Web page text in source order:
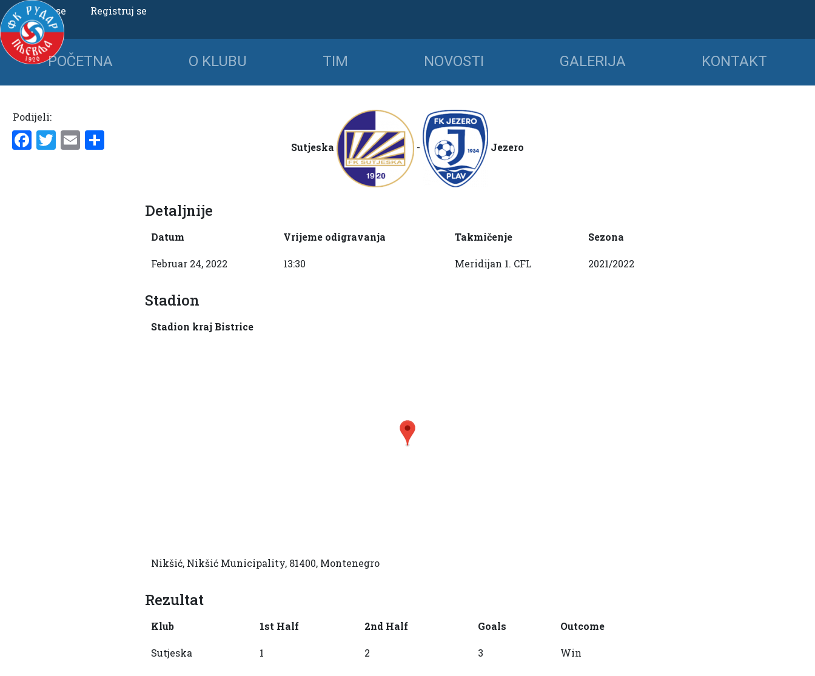
Uloguj se Registruj se
POČETNA O KLUBU TIM NOVOSTI GALERIJA KONTAKT
Podijeli:
Facebook
Twitter
Email Sutjeska - Jezero
Detaljnije
Datum Vrijeme odigravanja Takmičenje Sezona
Februar 24, 2022 13:30 Meridijan 1. CFL 2021/2022
Stadion
Stadion kraj Bistrice
Nikšić, Nikšić Municipality, 81400, Montenegro
Rezultat
Klub 1st Half 2nd Half Goals Outcome
Sutjeska 1 2 3 Win